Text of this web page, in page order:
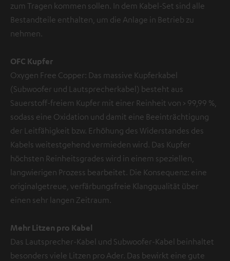
zum Tragen kommen sollen. In dem Kabel-Set sind alle
Bestandteile enthalten, um die Anlage in Betrieb zu
nehmen.
OFC Kupfer
Oxygen Free Copper: Das massive Kupferkabel
(Subwoofer und Lautsprecherkabel) besteht aus
Sauerstoff-freiem Kupfer mit einer Reinheit von > 99,99 %,
sodass eine Oxidation und damit eine Beeinträchtigung
der Leitfähigkeit bzw. Erhöhung des Widerstandes des
Kabels weitestgehend vermieden wird. Das Kupfer
höchsten Reinheitsgrades wird in einem speziellen,
langwierigen Prozess bearbeitet. Die Konsequenz: eine
originalgetreue, verfärbungsfreie Klangqualität über
einen sehr langen Zeitraum.
Mehr Litzen pro Kabel
Das Lautsprecher-Kabel und Subwoofer-Kabel beinhaltet
besonders viele Litzen pro Ader. Das bewirkt eine gute